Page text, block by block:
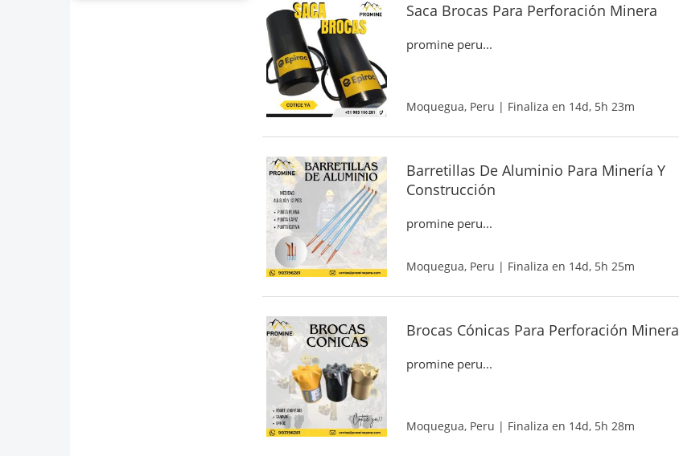
Saca Brocas Para Perforación Minera
promine peru...
Moquegua, Peru | Finaliza en 14d, 5h 23m
Barretillas De Aluminio Para Minería Y
Construcción
promine peru...
Moquegua, Peru | Finaliza en 14d, 5h 25m
Brocas Cónicas Para Perforación Minera
promine peru...
Moquegua, Peru | Finaliza en 14d, 5h 28m